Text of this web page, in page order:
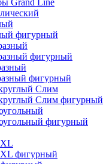
Grand Line
фигурный
фигурный
фигурный
Слим
Слим фигурный
фигурный
фигурный